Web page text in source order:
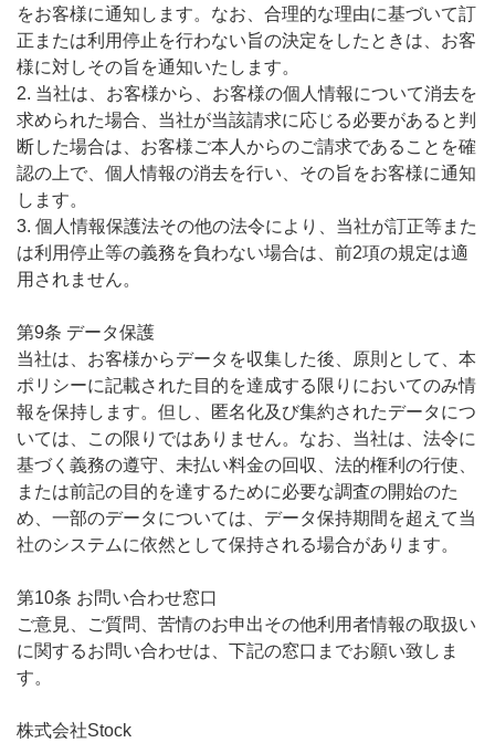
をお客様に通知します。なお、合理的な理由に基づいて訂
正または利用停止を行わない旨の決定をしたときは、お客
様に対しその旨を通知いたします。
2. 当社は、お客様から、お客様の個人情報について消去を
求められた場合、当社が当該請求に応じる必要があると判
断した場合は、お客様ご本人からのご請求であることを確
認の上で、個人情報の消去を行い、その旨をお客様に通知
します。
3. 個人情報保護法その他の法令により、当社が訂正等また
は利用停止等の義務を負わない場合は、前2項の規定は適
用されません。
第9条 データ保護
当社は、お客様からデータを収集した後、原則として、本
ポリシーに記載された目的を達成する限りにおいてのみ情
報を保持します。但し、匿名化及び集約されたデータにつ
いては、この限りではありません。なお、当社は、法令に
基づく義務の遵守、未払い料金の回収、法的権利の行使、
または前記の目的を達するために必要な調査の開始のた
め、一部のデータについては、データ保持期間を超えて当
社のシステムに依然として保持される場合があります。
第10条 お問い合わせ窓口
ご意見、ご質問、苦情のお申出その他利用者情報の取扱い
に関するお問い合わせは、下記の窓口までお願い致しま
す。
株式会社Stock